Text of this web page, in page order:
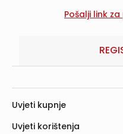
Uvjeti kupnje
Uvjeti korištenja